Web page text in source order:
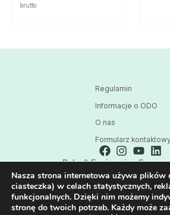
brutto
Regulamin
Informacje o ODO
O nas
Formularz
Polsoft Engineering Sp. z
ul. 73 Pułku Piechoty 1, 40-
Skontaktuj się z nami:
32 209 80 39
Nasza strona internetowa używa plików
ciasteczka) w celach statystycznych,
funkcjonalnych. Dzięki nim możemy
stronę do twoich potrzeb. Każdy może